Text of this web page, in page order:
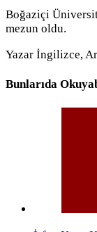
Boğaziçi
mezun oldu.
Yazar İngilizce,
Bunlarıda